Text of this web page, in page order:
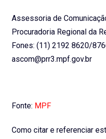
Assessoria de
Procuradoria Regional da
Fones: (11) 2192 8620/
ascom@prr3.mpf.gov.br
Fonte: MPF
Como citar e referenciar